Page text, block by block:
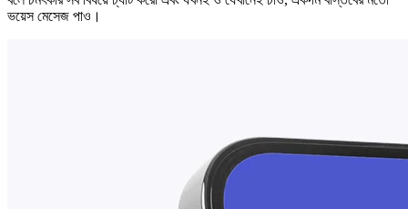
ভয়েস মেসেজ পাও।